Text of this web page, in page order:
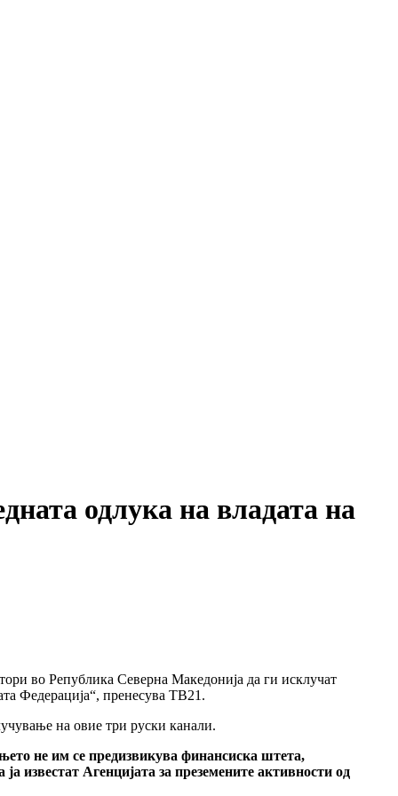
одлука на владата на
во Република Северна Македонија да ги исклучат
Федерација“, пренесува ТВ21.
на овие три руски канали.
не им се предизвикува финансиска штета,
известат Агенцијата за преземените активности од